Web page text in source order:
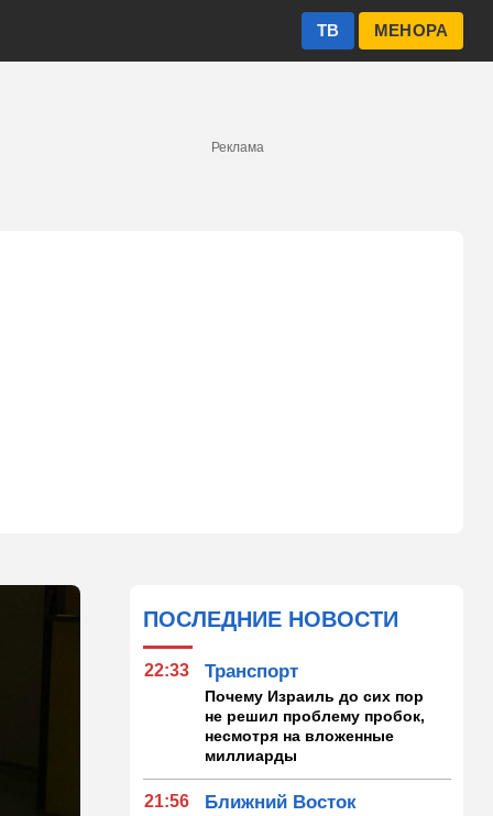
МЕНОРА
ТВ
Реклама
ПОСЛЕДНИЕ НОВОСТИ
22:33 Транспорт
Почему Израиль до сих пор
не решил проблему пробок,
несмотря на вложенные
миллиарды
21:56 Ближний Восток